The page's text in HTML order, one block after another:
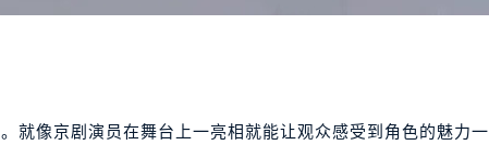
就像京剧演员在舞台上一亮相就能让观众感受到角色的魅力一